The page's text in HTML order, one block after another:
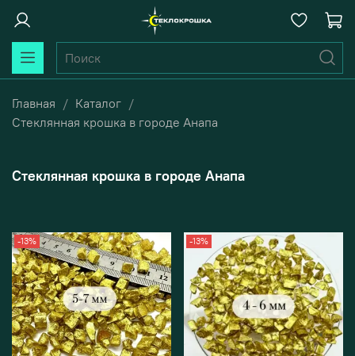
Главная
Каталог
Стеклянная крошка в городе Анапа
Стеклянная крошка в городе Анапа
-13% -13%